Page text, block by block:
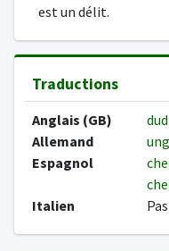
est un délit.
Traductions
Anglais (GB)
Allemand
Espagnol
Italien